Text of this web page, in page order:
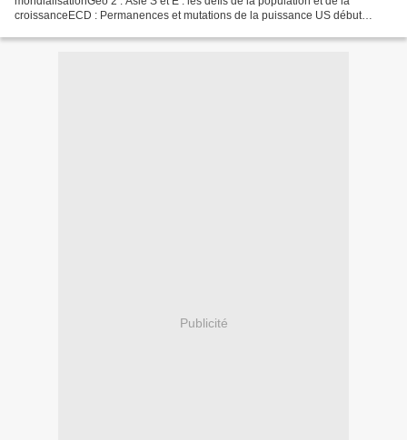
croissanceECD : Permanences et mutations de la puissance US début
Publicité